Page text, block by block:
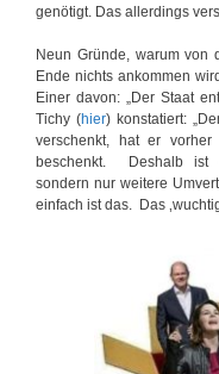
genötigt. Das allerdings
Neun Gründe, warum von
Ende nichts ankommen
Einer davon: „Der Staat
Tichy (hier) konstatiert:
verschenkt, hat er
beschenkt. Deshalb ist
sondern nur weitere
einfach ist das. Das